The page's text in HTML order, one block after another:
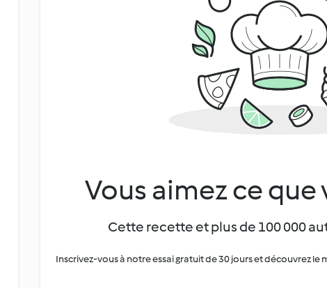
Vous aimez ce que
Cette recette et plus de 100 000
Inscrivez-vous à notre essai gratuit de 30 jours et découvrez